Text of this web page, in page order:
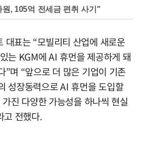
, 105억 전세금 편취 사기"
대표는 “모빌리티 산업에 새로운
는 KGM에 AI 휴먼을 제공하게 돼
”며 “앞으로 더 많은 기업이 기존
성장동력으로 AI 휴먼을 도입할
진 다양한 가능성을 하나씩 현실
고 전했다.